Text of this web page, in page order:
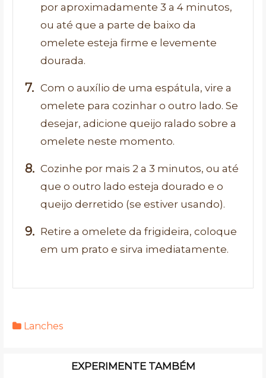
por aproximadamente 3 a 4 minutos,
ou até que a parte de baixo da
omelete esteja firme e levemente
dourada.
Com o auxílio de uma espátula, vire a
omelete para cozinhar o outro lado. Se
desejar, adicione queijo ralado sobre a
omelete neste momento.
Cozinhe por mais 2 a 3 minutos, ou até
que o outro lado esteja dourado e o
queijo derretido (se estiver usando).
Retire a omelete da frigideira, coloque
em um prato e sirva imediatamente.
Lanches
EXPERIMENTE TAMBÉM